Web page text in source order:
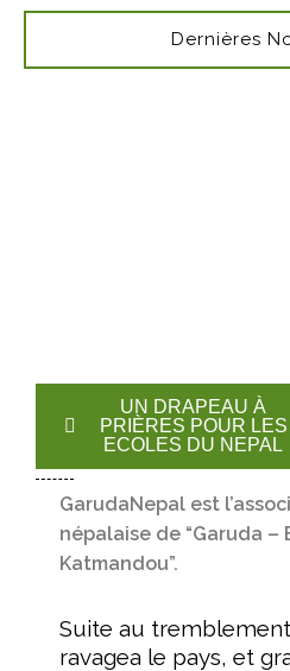
Dernières
UN DRAPEAU À
PRIÈRES POUR LES
ECOLES DU NEPAL
GarudaNepal est
népalaise de “Garuda –
Katmandou”.
Suite au
ravagea le pays, et